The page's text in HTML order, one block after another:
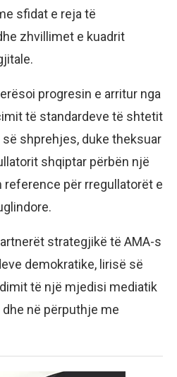
sfidat e reja të
zhvillimet e kuadrit
progresin e arritur nga
të standardeve të shtetit
shprehjes, duke theksuar
shqiptar përbën një
për rregullatorët e
strategjikë të AMA-s
demokratike, lirisë së
të një mjedisi mediatik
në përputhje me